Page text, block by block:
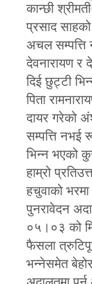
कान्छी
प्रसाद
अचल सम्पत्ति
देवनारायण र
दिई छुट्‍टी
पिता
दायर गरेको
सम्पत्ति
भिन्‍न भएको
हाम्रो
हचुवाको
पुनरावेदन
०५।०३ को
फैसला
भन्‍नेसमेत